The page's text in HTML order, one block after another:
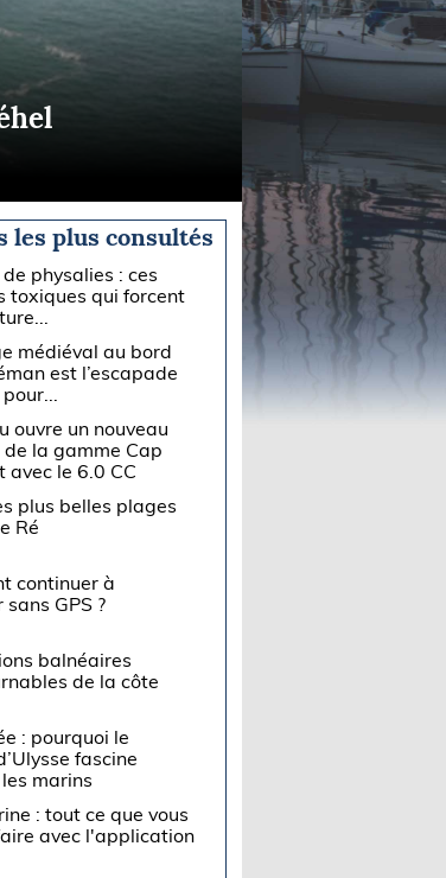
les plus consultés
physalies : ces
toxiques qui forcent
médiéval au bord
est l’escapade
ouvre un nouveau
la gamme Cap
avec le 6.0 CC
plus belles plages
Ré
continuer à
GPS ?
balnéaires
de la côte
: pourquoi le
fascine
marins
: tout ce que vous
avec l'application